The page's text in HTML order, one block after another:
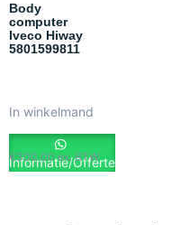
Body
computer
Iveco Hiway
5801599811
€300.00 ex. BTW
In winkelmand
Informatie/Offerte